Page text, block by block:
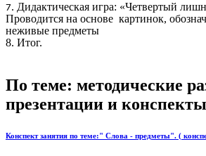
7. Дидактическая игра: «Четвертый
Проводится на основе картинок,
неживые предметы
8. Итог.
По теме: методические
презентации и конспекты
Конспект занятия по теме:" Слова - предметы". (